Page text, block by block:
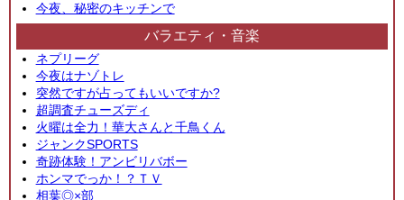
今夜、秘密のキッチンで
バラエティ・音楽
ネプリーグ
今夜はナゾトレ
突然ですが占ってもいいですか?
超調査チューズディ
火曜は全力！華大さんと千鳥くん
ジャンクSPORTS
奇跡体験！アンビリバボー
ホンマでっか！？ＴＶ
相葉◎×部